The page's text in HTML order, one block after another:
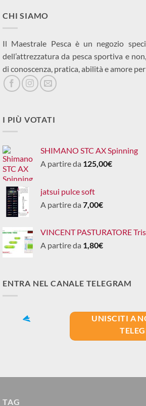
CHI SIAMO
Il Maestrale Pesca è un negozio
dell’attrezzatura da pesca sportiva e
di conoscenza, pratica, abilità e amore
I PIÙ VOTATI
SHIMANO STC AX Spinning
A partire da 125,00€
jatsui pulce soft
A partire da 7,00€
VINCENT PASTURATORE Tris
A partire da 1,80€
ENTRA NEL CANALE TELEGRAM
UNISCITI A
TAG